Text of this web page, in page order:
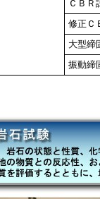
ＣＢＲ
修正Ｃ
大型締
振動締